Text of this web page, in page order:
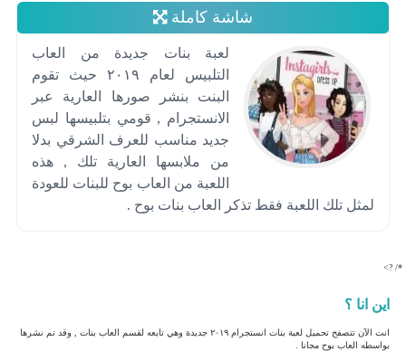
شاشة كاملة
لعبة بنات جديدة من العاب
التلبيس لعام ٢٠١٩ حيث تقوم
البنت بنشر صورها العارية عبر
الانستجرام , قومي بتلبيسها لبس
جديد مناسب للعرف الشرقي بدلا
من ملابسها العارية تلك , هذه
اللعبة من العاب بوح للبنات للعودة
لمثل تلك اللعبة فقط تذكر العاب بنات بوح .
*/ ?>
اين انا ؟
انت الآن تتصفح تحميل لعبة بنات انستجرام ٢٠١٩ جديدة وهي تابعه لقسم العاب بنات , وقد تم نشرها
بواسطه العاب بوح مجانا .